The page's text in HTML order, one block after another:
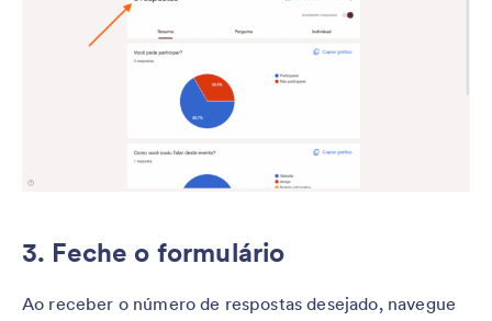
3. Feche o formulário
Ao receber o número de respostas desejado, navegue